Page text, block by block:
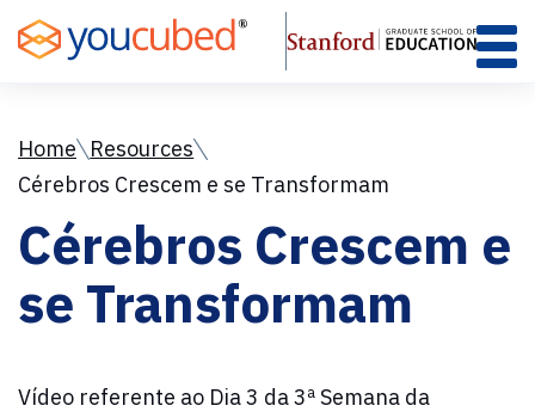
to
Content
Home
Resources
Cérebros Crescem e se Transformam
Cérebros Crescem e
se Transformam
Vídeo referente ao Dia 3 da 3ª Semana da